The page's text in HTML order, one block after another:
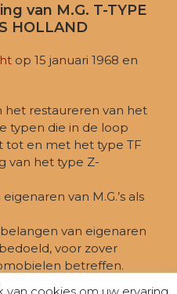
van M.G. T-TYPE
HOLLAND
op 15 januari 1968 en
het restaureren van het
typen die in de loop
tot en met het type TF
van het type Z-
van M.G.’s als
van eigenaren
voor zover
betreffen.